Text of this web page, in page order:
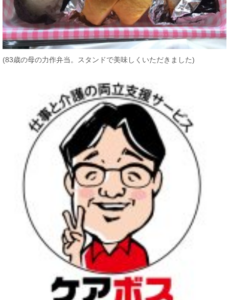
(83歳の母の力作弁当。スタンドで美味しくいただきました)